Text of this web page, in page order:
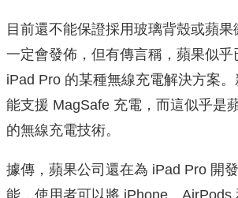
目前還不能保證採用玻璃背殼或蘋
一定會發佈，但有傳言稱，蘋果似乎
iPad Pro 的某種無線充電解決方案
能支援 MagSafe 充電，而這似乎是
的無線充電技術。
據傳，蘋果公司還在為 iPad Pro 開